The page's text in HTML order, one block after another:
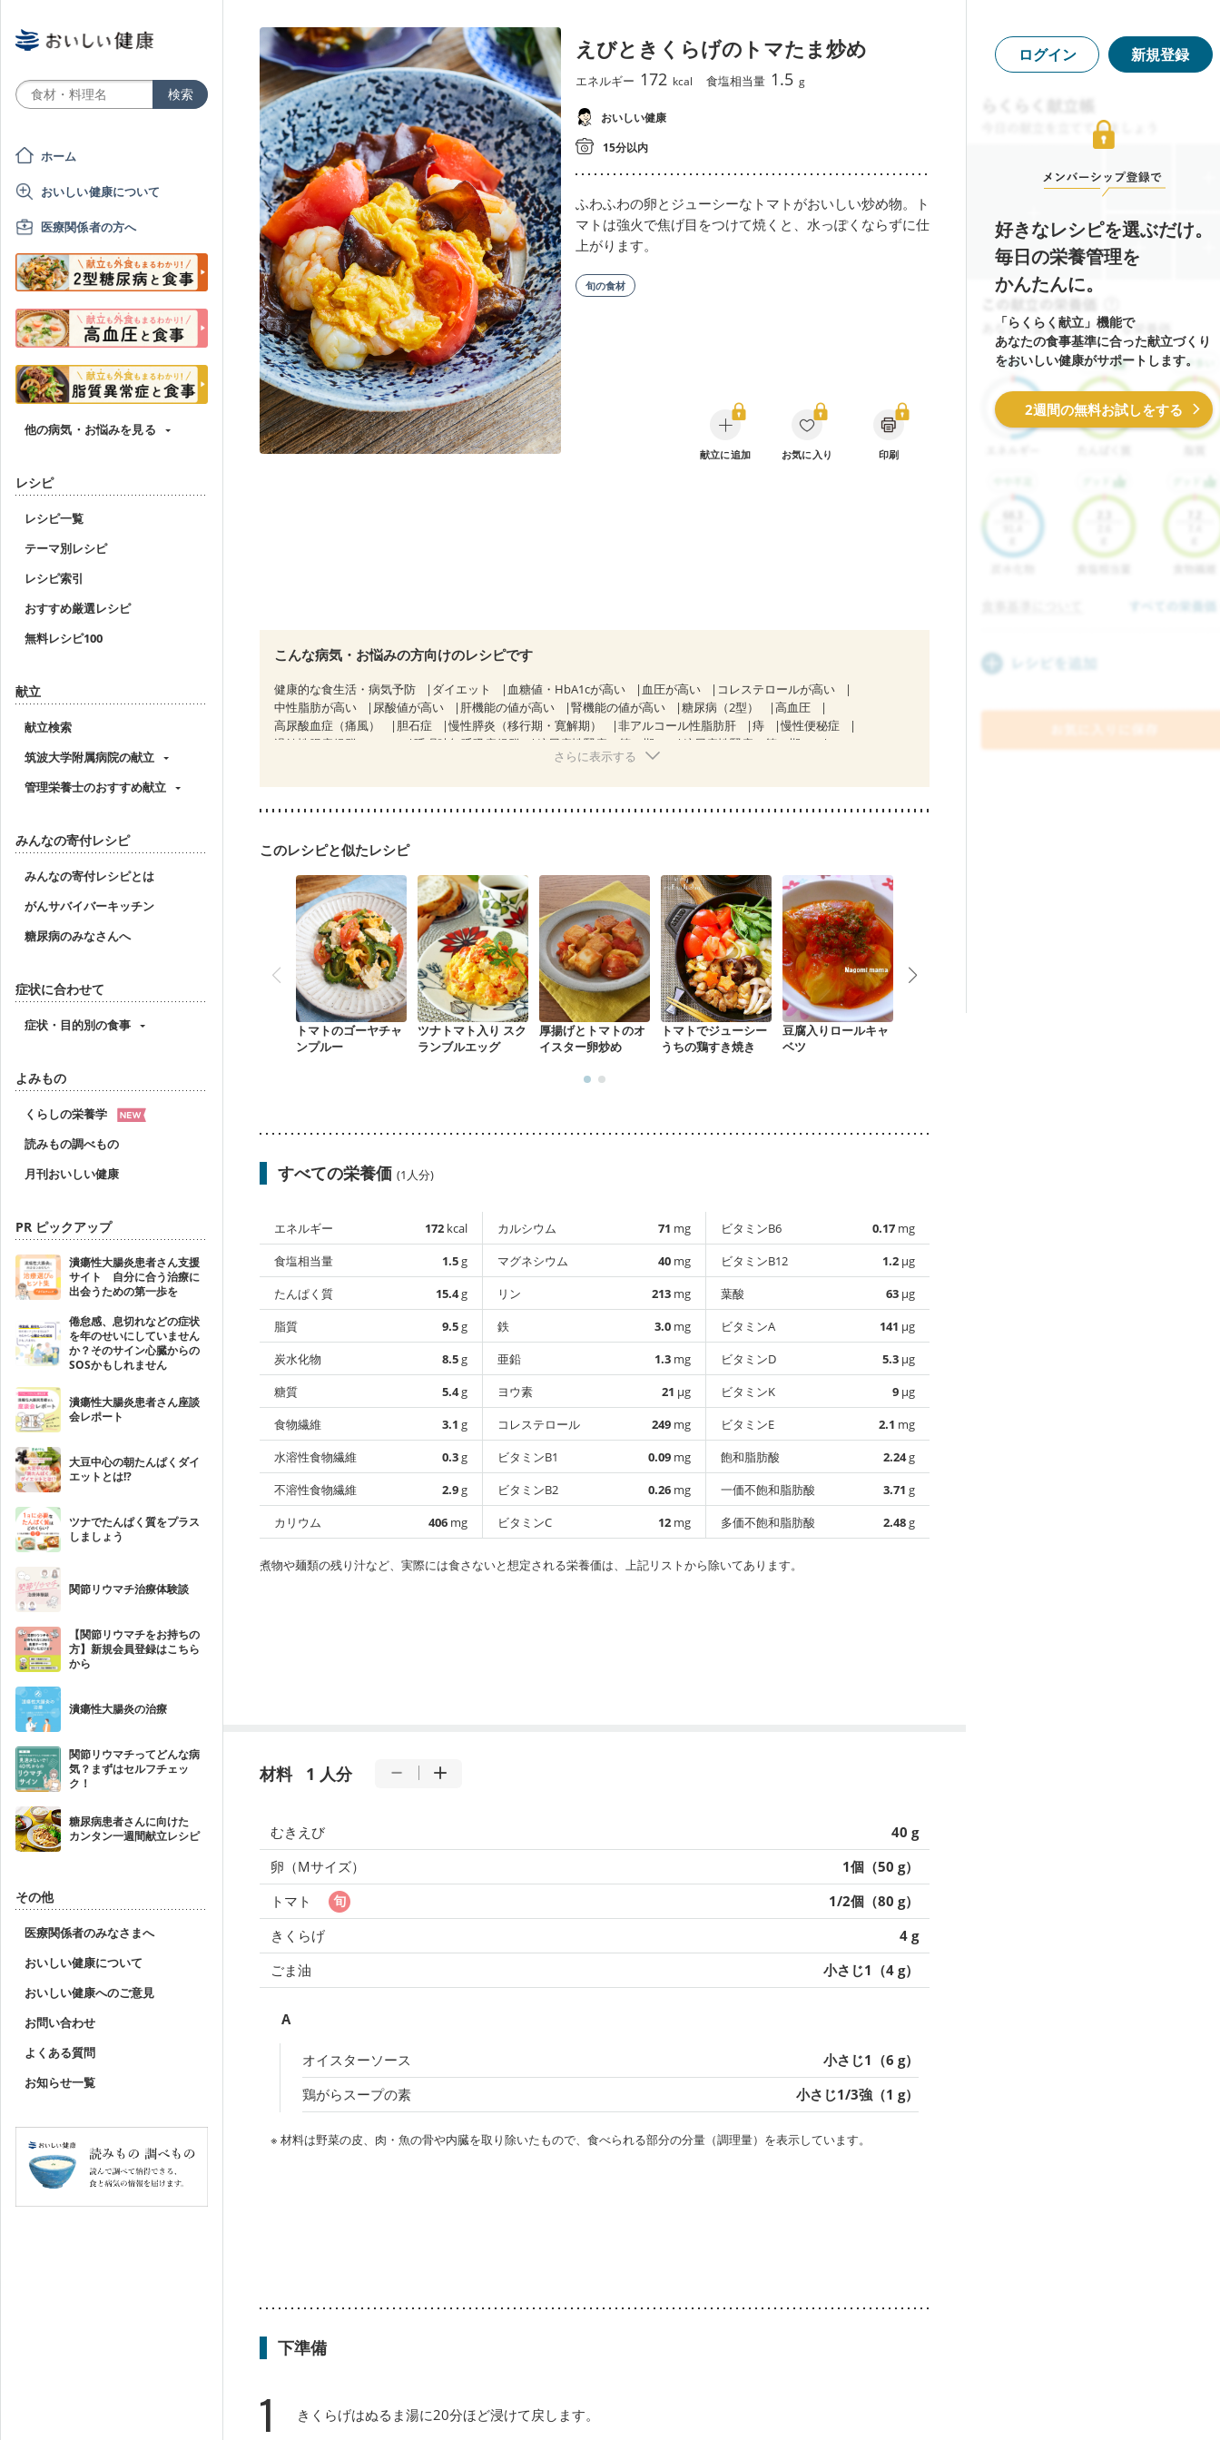
ホーム
おいしい健康について
医療関係者の方へ
他の病気・お悩みを見る
レシピ
レシピ一覧
テーマ別レシピ
レシピ索引
おすすめ厳選レシピ
無料レシピ100
献立
献立検索
筑波大学附属病院の献立
管理栄養士のおすすめ献立
みんなの寄付レシピ
みんなの寄付レシピとは
がんサバイバーキッチン
糖尿病のみなさんへ
症状に合わせて
症状・目的別の食事
よみもの
くらしの栄養学
読みもの調べもの
月刊おいしい健康
PR ピックアップ
潰瘍性大腸炎患者さん支援
サイト 自分に合う治療に
出会うための第一歩を
倦怠感、息切れなどの症状
を年のせいにしていません
か？そのサイン心臓からの
SOSかもしれません
潰瘍性大腸炎患者さん座談
会レポート
大豆中心の朝たんぱくダイ
エットとは!?
ツナでたんぱく質をプラス
しましょう
関節リウマチ治療体験談
【関節リウマチをお持ちの
方】新規会員登録はこちら
から
潰瘍性大腸炎の治療
関節リウマチってどんな病
気？まずはセルフチェッ
ク！
糖尿病患者さんに向けた
カンタン一週間献立レシピ
その他
医療関係者のみなさまへ
おいしい健康について
おいしい健康へのご意見
お問い合わせ
よくある質問
お知らせ一覧
えびときくらげのトマたま炒め
エネルギー 172 kcal 食塩相当量 1.5 g
おいしい健康
15分以内
ふわふわの卵とジューシーなトマトがおいしい炒め物。ト
マトは強火で焦げ目をつけて焼くと、水っぽくならずに仕
上がります。
旬の食材
献立に追加 お気に入り 印刷
こんな病気・お悩みの方向けのレシピです
健康的な食生活・病気予防 ダイエット 血糖値・HbA1cが高い 血圧が高い
コレステロールが高い
中性脂肪が高い
尿酸値が高い 肝機能の値が高い 腎機能の値が高い 糖尿病（2型）
高血圧
高尿酸血症（痛風）
胆石症 慢性膵炎（移行期・寛解期） 非アルコール性脂肪肝 痔
慢性便秘症
過敏性腸症候群（IBS）
睡眠時無呼吸症候群 糖尿病性腎症（第１期）
糖尿病性腎症（第２期）
CKD（ステージ２）
妊婦健診・血圧が気になる（初期）
妊婦健診・血糖値が気になる（初期） 妊娠高血圧(中期)
妊娠糖尿病(初期)
フレイル（年齢に合わせた体作り）
さらに表示する
このレシピと似たレシピ
トマトのゴーヤチャ
ンプルー
ツナトマト入り スク
ランブルエッグ
厚揚げとトマトのオ
イスター卵炒め
トマトでジューシー
うちの鶏すき焼き
豆腐入りロールキャ
ベツ
すべての栄養価 (1人分)
エネルギー 172 kcal
食塩相当量
1.5g
たんぱく質
15.4g
脂質
9.5g
炭水化物
8.5g
糖質
5.4g
食物繊維
3.1 g
水溶性食物繊維
0.3g
不溶性食物繊維
2.9g
カリウム
406 mg
カルシウム 71 mg
マグネシウム
40 mg
リン
213 mg
鉄
3.0 mg
亜鉛
1.3 mg
ヨウ素
21 µg
コレステロール
249 mg
ビタミンB1
0.09 mg
ビタミンB2
0.26 mg
ビタミンC
12 mg
ビタミンB6 0.17 mg
ビタミンB12
1.2 µg
葉酸
63 µg
ビタミンA
141 µg
ビタミンD
5.3 µg
ビタミンK
9 µg
ビタミンE
2.1 mg
飽和脂肪酸
2.24g
一価不飽和脂肪酸
3.71 g
多価不飽和脂肪酸
2.48g
煮物や麺類の残り汁など、実際には食さないと想定される栄養価は、上記リストから除いてあります。
材料 1 人分
むきえび
40 g
卵（Mサイズ）
1個（50 g）
トマト
1/2個（80 g）
きくらげ
4 g
ごま油
小さじ1（4 g）
A
オイスターソース
小さじ1（6 g）
鶏がらスープの素
小さじ1/3強（1 g）
※ 材料は野菜の皮、肉・魚の骨や内臓を取り除いたもので、食べられる部分の分量（調理量）を表示しています。
下準備
1 きくらげはぬるま湯に20分ほど浸けて戻します。
ログイン 新規登録
好きなレシピを選ぶだけ。
毎日の栄養管理を
かんたんに。
「らくらく献立」機能で
あなたの食事基準に合った献立づくり
をおいしい健康がサポートします。
2週間の無料お試しをする